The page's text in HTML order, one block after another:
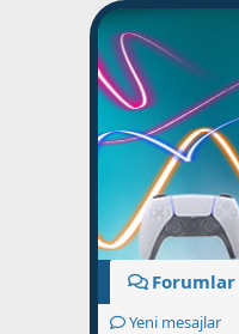
Forumlar
Yeni mesajlar